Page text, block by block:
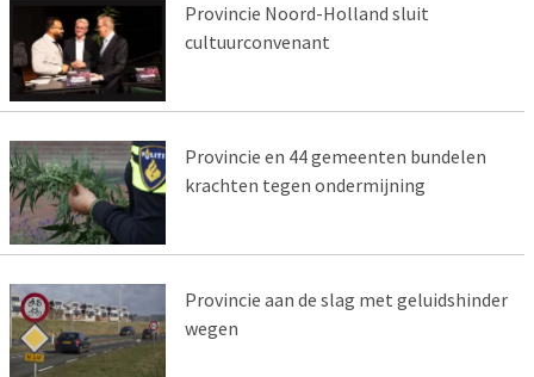
Provincie Noord-Holland sluit
cultuurconvenant
Provincie en 44 gemeenten bundelen
krachten tegen ondermijning
Provincie aan de slag met geluidshinder
wegen